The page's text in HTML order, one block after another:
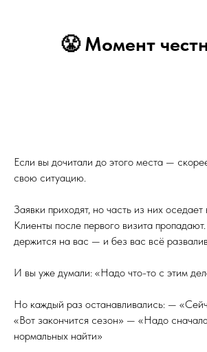
😤 Момент
Если вы дочитали до этого места —
свою ситуацию.
Заявки приходят, но часть из них оседает
Клиенты после первого визита
держится на вас — и без вас всё
И вы уже думали: «Надо что-то с этим
Но каждый раз останавливались: —
«Вот закончится сезон» — «Надо
нормальных найти»